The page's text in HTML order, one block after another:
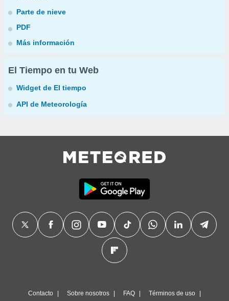
Parte de nieve
PDF
Más información
El Tiempo en tu Web
Widget de El tiempo
API de Meteorología
Contacto Sobre nosotros FAQ Términos de uso